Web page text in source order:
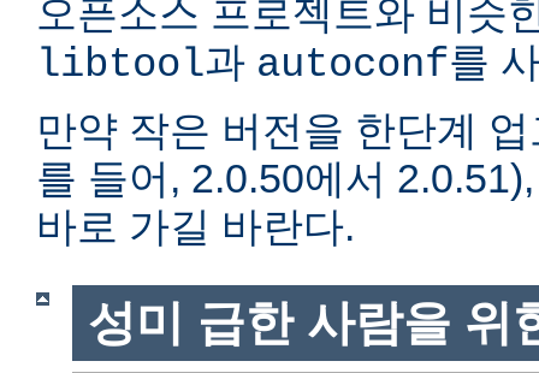
오픈소스 프로젝트와 비슷
libtool과 autoconf를
만약 작은 버전을 한단계
를 들어, 2.0.50에서
바로 가길 바란다.
성미 급한 사람을 위